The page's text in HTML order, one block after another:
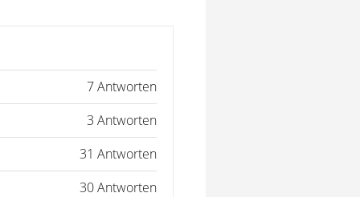
7 Antworten
3 Antworten
31 Antworten
30 Antworten